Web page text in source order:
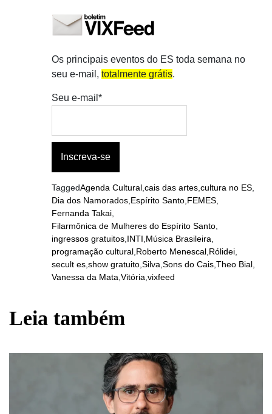
Os principais eventos do ES toda semana no
seu e-mail, totalmente grátis.
Seu e-mail*
TaggedAgenda Cultural cais das artes cultura no ES
Dia dos Namorados Espírito Santo FEMES
Fernanda Takai
Filarmônica de Mulheres do Espírito Santo
ingressos gratuitos INTI Música Brasileira
programação cultural Roberto Menescal Rólidei
secult es show gratuito Silva Sons do Cais Theo Bial
Vanessa da Mata Vitória vixfeed
Leia também